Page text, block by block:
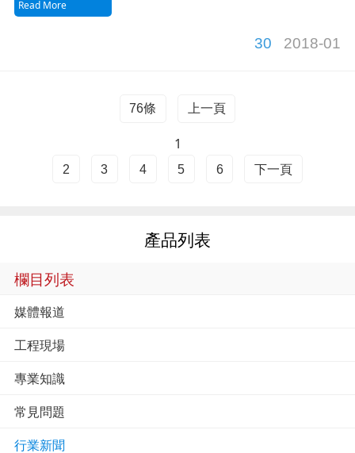
Read More
30 2018-01
76條 上一頁
1
2 3 4 5 6 下一頁
產品列表
欄目列表
媒體報道
工程現場
專業知識
常見問題
行業新聞